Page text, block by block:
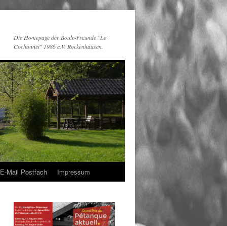
Die Homepage der Boule-Freunde "Le
Cochonnet" 1986 e.V. Rockenhausen.
E-Mail Postfach Impressum